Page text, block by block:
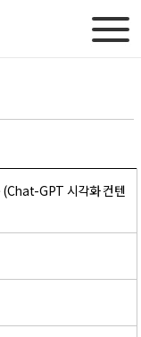
GPT 시각화 컨텐